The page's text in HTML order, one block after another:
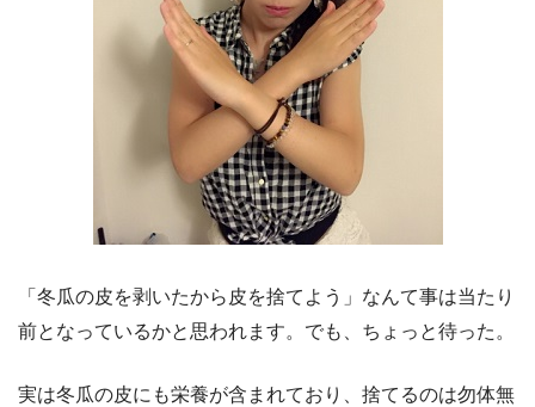
「冬瓜の皮を剥いたから皮を捨てよう」なんて事は当たり
前となっているかと思われます。でも、ちょっと待った。
実は冬瓜の皮にも栄養が含まれており、捨てるのは勿体無